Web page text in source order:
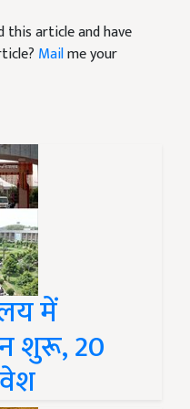
this article and have
Mailme your
में
शुरू, 20